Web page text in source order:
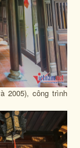
2005), công trình